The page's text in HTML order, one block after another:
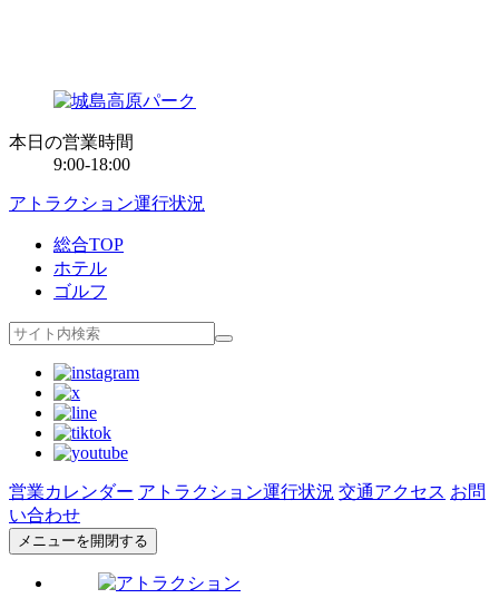
本日の営業時間
9:00-18:00
アトラクション運行状況
総合TOP
ホテル
ゴルフ
営業カレンダー アトラクション運行状況 交通アクセス お問
い合わせ
メニューを開閉する